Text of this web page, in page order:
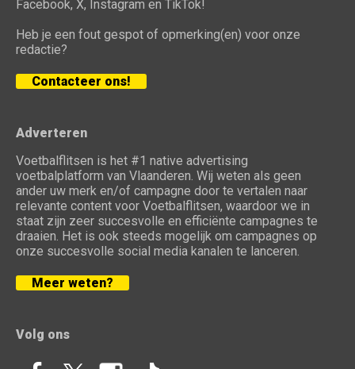
Facebook, X, Instagram en TikTok!
Heb je een fout gespot of opmerking(en) voor onze
redactie?
Contacteer ons!
Adverteren
Voetbalflitsen is het #1 native advertising
voetbalplatform van Vlaanderen. Wij weten als geen
ander uw merk en/of campagne door te vertalen naar
relevante content voor Voetbalflitsen, waardoor we in
staat zijn zeer succesvolle en efficiënte campagnes te
draaien. Het is ook steeds mogelijk om campagnes op
onze succesvolle social media kanalen te lanceren.
Meer weten?
Volg ons